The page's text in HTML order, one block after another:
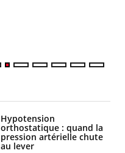
Hypotension
orthostatique : quand la
pression artérielle chute
au lever